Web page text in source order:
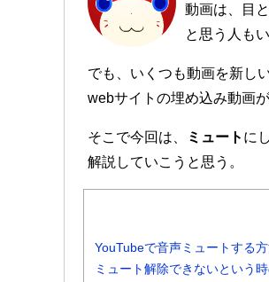
動画は、目
と思う人も
でも、いくつも動画を新し
webサイトの埋め込み動画
そこで今回は、 ミュート に
解説していこうと思う。
YouTubeで音声ミュートする
ミュート解除できないという